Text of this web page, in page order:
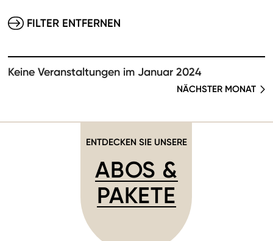
FILTER ENTFERNEN
Keine Veranstaltungen im Januar 2024
NÄCHSTER MONAT
ENTDECKEN SIE UNSERE
ABOS &
PAKETE